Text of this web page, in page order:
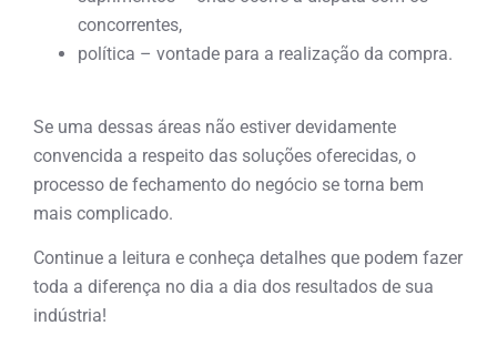
concorrentes,
política – vontade para a realização da compra.
Se uma dessas áreas não estiver devidamente
convencida a respeito das soluções oferecidas, o
processo de fechamento do negócio se torna bem
mais complicado.
Continue a leitura e conheça detalhes que podem fazer
toda a diferença no dia a dia dos resultados de sua
indústria!